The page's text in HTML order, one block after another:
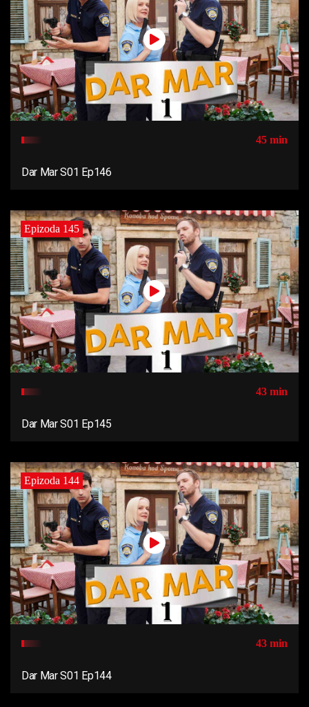
45 min
Dar Mar S01 Ep146
Epizoda 145
43 min
Dar Mar S01 Ep145
Epizoda 144
43 min
Dar Mar S01 Ep144